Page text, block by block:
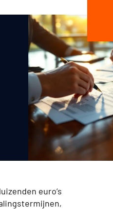
euro’s